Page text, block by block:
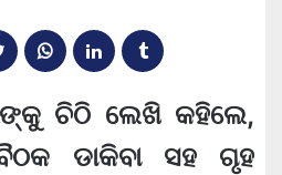
ଚିଠି ଲେଖି କହିଲେ,
ଡାକିବା ସହ ଗୃହ